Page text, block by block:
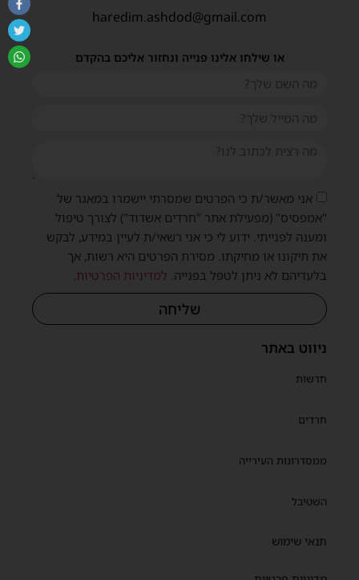
ניווט באתר
חדשות
חרדים
ממסדרונות העירייה
השטיבל
תנאי שימוש
haredim.ashdod@gmail.com
או שילחו אלינו פנייה ונחזור אליכם בהקדם
אני מאשר/ת כי הפרטים שמסרתי יישמרו במאגר של
"אמפסיס" (מפעילת אתר "חרדים אשדוד") לצורך טיפול
ומענה לפנייתי. ידוע לי כי אני רשאי/ת לעיין במידע, לבקש
את תיקונו או מחיקתו. מסירת הפרטים היא רשות, אך
בלעדיהם לא ניתן לטפל בפנייה. למדיניות הפרטיות
שליחה